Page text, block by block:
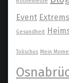
Event
Gesundheit
Tolischus Mein